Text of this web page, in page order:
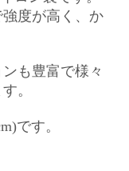
度が高く、か
も豊富で様々
。
です。